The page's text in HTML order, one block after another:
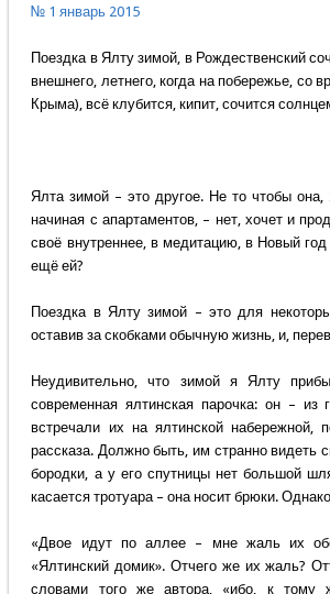
№ 1 январь 2015
Поездка в Ялту зимой, в Рождественский
внешнего, летнего, когда на побережье,
Крыма), всё клубится, кипит, сочится
Ялта зимой – это другое. Не то чтобы
начиная с апартаментов, – нет, хочет и
своё внутреннее, в медитацию, в Новый
ещё ей?
Поездка в Ялту зимой – это для
оставив за скобками обычную жизнь, и,
Неудивительно, что зимой я Ялту
современная ялтинская парочка: он –
встречали их на ялтинской набережной,
рассказа. Должно быть, им странно видеть
бородки, а у его спутницы нет большой
касается тротуара – она носит брюки.
«Двое идут по аллее – мне жаль их
«Ялтинский домик». Отчего же их жаль?
словами того же автора, «ибо, к тому